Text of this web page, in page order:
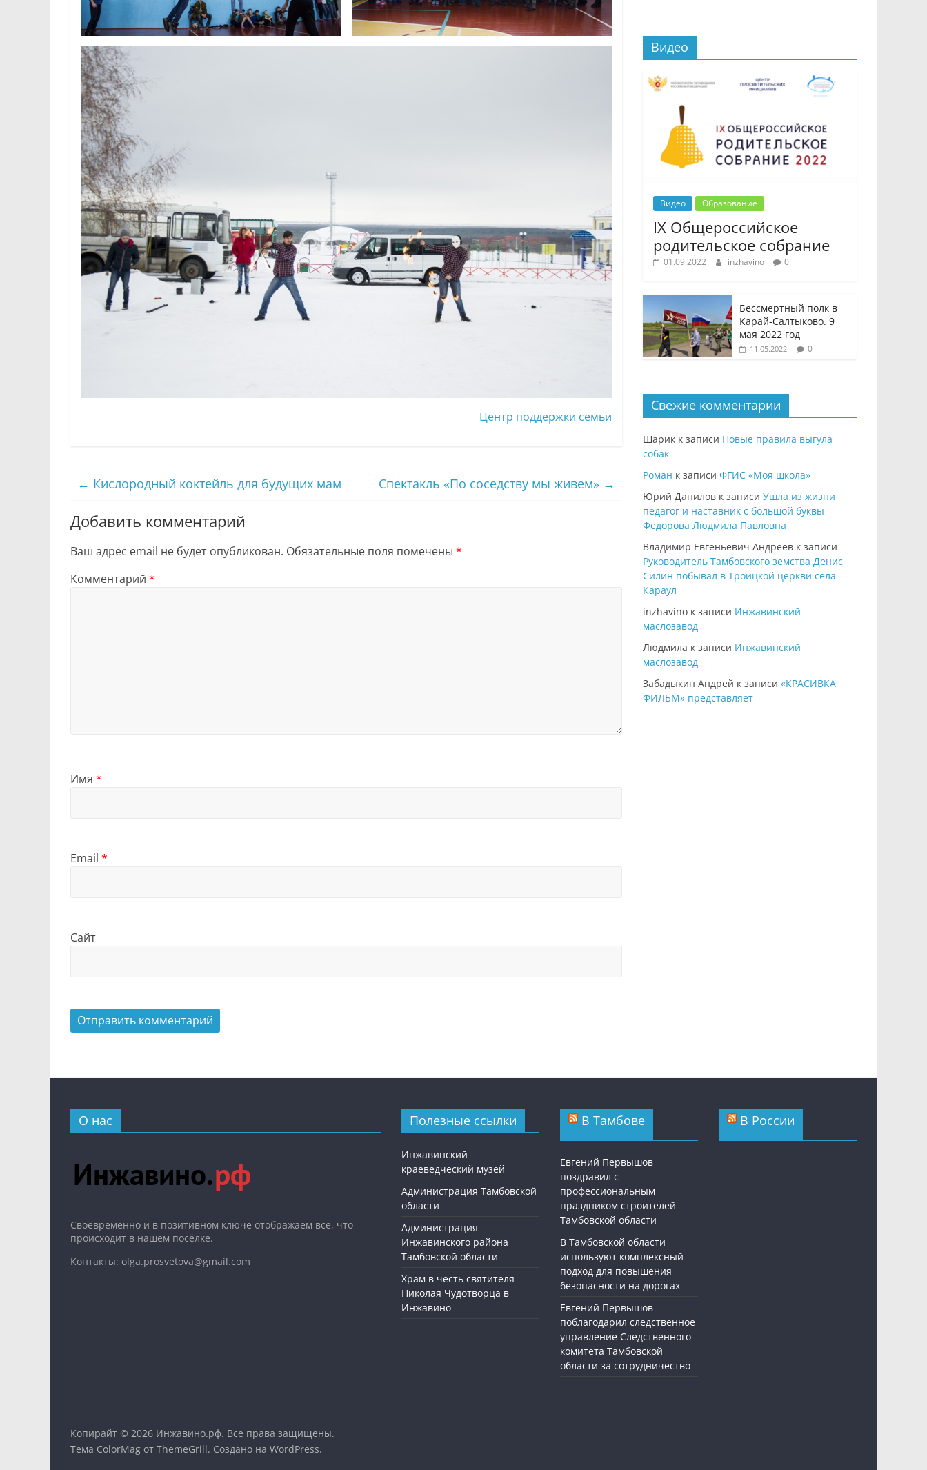
Центр поддержки семьи
← Кислородный коктейль для будущих мам Спектакль «По соседству мы живем» →
Добавить комментарий
Ваш адрес email не будет опубликован. Обязательные поля помечены *
Комментарий *
Имя *
Email *
Сайт
Видео
Видео Образование
IX Общероссийское
родительское собрание
01.09.2022 inzhavino 0
Бессмертный полк в
Карай-Салтыково. 9
мая 2022 год
11.05.2022 0
Свежие комментарии
Шарик к записи Новые правила выгула
собак
Роман к записи ФГИС «Моя школа»
Юрий Данилов к записи Ушла из жизни
педагог и наставник с большой буквы
Федорова Людмила Павловна
Владимир Евгеньевич Андреев к записи
Руководитель Тамбовского земства Денис
Силин побывал в Троицкой церкви села
Караул
inzhavino к записи Инжавинский
маслозавод
Людмила к записи Инжавинский
маслозавод
Забадыкин Андрей к записи «КРАСИВКА
ФИЛЬМ» представляет
О нас
Cвоевременно и в позитивном ключе отображаем все, что
происходит в нашем посёлке.
Контакты: olga.prosvetova@gmail.com
Полезные ссылки
Инжавинский
краеведческий музей
Администрация Тамбовской
области
Администрация
Инжавинского района
Тамбовской области
Храм в честь святителя
Николая Чудотворца в
Инжавино
В Тамбове
Евгений Первышов
поздравил с
профессиональным
праздником строителей
Тамбовской области
В Тамбовской области
используют комплексный
подход для повышения
безопасности на дорогах
Евгений Первышов
поблагодарил следственное
управление Следственного
комитета Тамбовской
области за сотрудничество
В России
Копирайт © 2026 Инжавино.рф. Все права защищены.
Тема ColorMag от ThemeGrill. Создано на WordPress.